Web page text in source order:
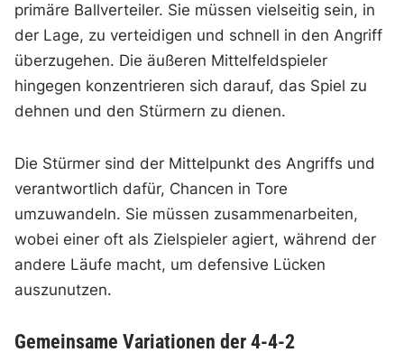
primäre Ballverteiler. Sie müssen vielseitig sein, in
der Lage, zu verteidigen und schnell in den Angriff
überzugehen. Die äußeren Mittelfeldspieler
hingegen konzentrieren sich darauf, das Spiel zu
dehnen und den Stürmern zu dienen.
Die Stürmer sind der Mittelpunkt des Angriffs und
verantwortlich dafür, Chancen in Tore
umzuwandeln. Sie müssen zusammenarbeiten,
wobei einer oft als Zielspieler agiert, während der
andere Läufe macht, um defensive Lücken
auszunutzen.
Gemeinsame Variationen der 4-4-2